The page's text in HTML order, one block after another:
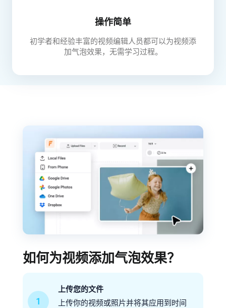
操作简单
初学者和经验丰富的视频编辑人员都可以为视频添
加气泡效果，无需学习过程。
如何为视频添加气泡效果？
1
上传您的文件
上传你的视频或照片并将其应用到时间